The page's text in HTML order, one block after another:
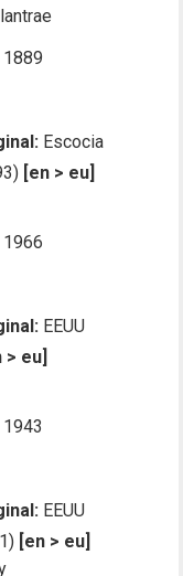
1889
Escocia
[en > eu]
1966
EEUU
> eu]
1943
EEUU
[en > eu]